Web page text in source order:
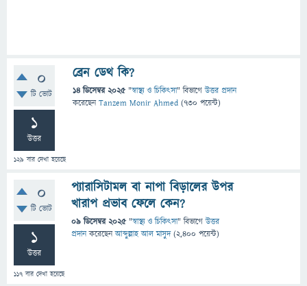
0
টি ভোট
1
উত্তর
129 বার দেখা হয়েছে
ব্রেন ডেথ কি?
14 ডিসেম্বর 2025 "স্বাস্থ্য ও চিকিৎসা" বিভাগে উত্তর প্রদান
করেছেনTanzem Monir Ahmed (730 পয়েন্ট)
0
টি ভোট
1
উত্তর
117 বার দেখা হয়েছে
প্যারাসিটামল বা নাপা বিড়ালের উপর
খারাপ প্রভাব ফেলে কেন?
09 ডিসেম্বর 2025 "স্বাস্থ্য ও চিকিৎসা" বিভাগে উত্তর
প্রদান করেছেনআব্দুল্লাহ আল মাসুদ (2,400 পয়েন্ট)